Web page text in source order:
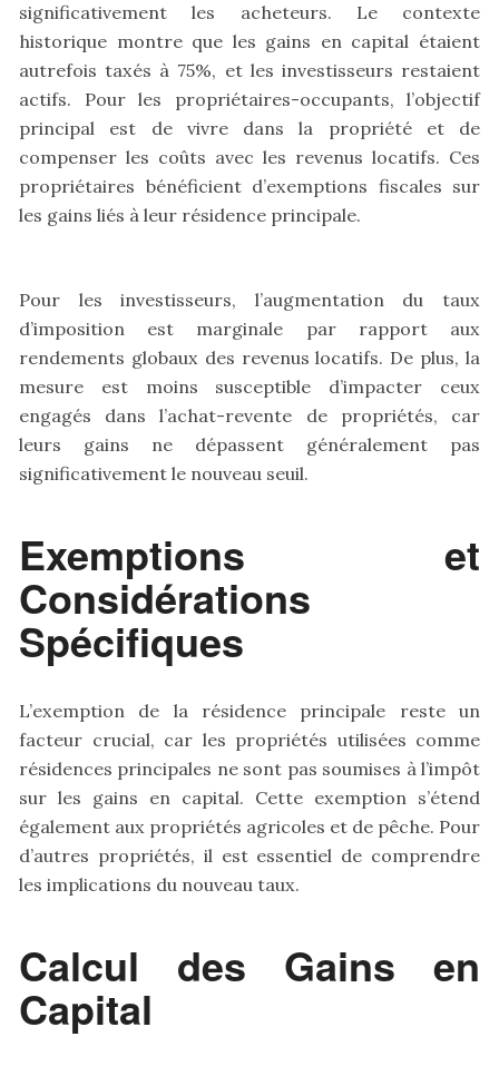
significativement les acheteurs. Le contexte
historique montre que les gains en capital étaient
autrefois taxés à 75%, et les investisseurs restaient
actifs. Pour les propriétaires-occupants, l’objectif
principal est de vivre dans la propriété et de
compenser les coûts avec les revenus locatifs. Ces
propriétaires bénéficient d’exemptions fiscales sur
les gains liés à leur résidence principale.
Pour les investisseurs, l’augmentation du taux
d’imposition est marginale par rapport aux
rendements globaux des revenus locatifs. De plus, la
mesure est moins susceptible d’impacter ceux
engagés dans l’achat-revente de propriétés, car
leurs gains ne dépassent généralement pas
significativement le nouveau seuil.
Exemptions et
Considérations
Spécifiques
L’exemption de la résidence principale reste un
facteur crucial, car les propriétés utilisées comme
résidences principales ne sont pas soumises à l’impôt
sur les gains en capital. Cette exemption s’étend
également aux propriétés agricoles et de pêche. Pour
d’autres propriétés, il est essentiel de comprendre
les implications du nouveau taux.
Calcul des Gains en
Capital